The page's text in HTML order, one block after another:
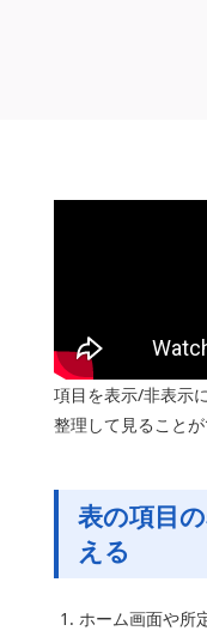
項目を表示/非表示
整理して見ることが
表の項目
える
ホーム画面や所